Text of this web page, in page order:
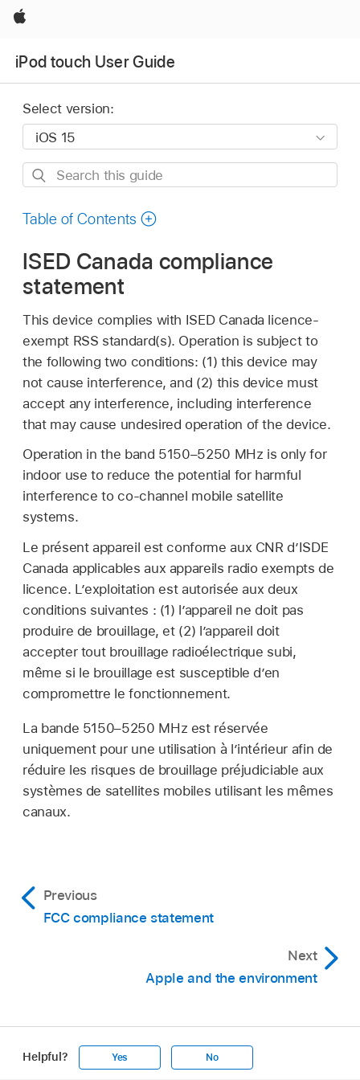
Apple
iPod touch User Guide
Select version:
Search
guide
Table of Contents
ISED Canada compliance
statement
This device complies with ISED Canada licence-
exempt RSS standard(s). Operation is subject to
the following two conditions: (1) this device may
not cause interference, and (2) this device must
accept any interference, including interference
that may cause undesired operation of the device.
Operation in the band 5150–5250 MHz is only for
indoor use to reduce the potential for harmful
interference to co-channel mobile satellite
systems.
Le présent appareil est conforme aux CNR d’ISDE
Canada applicables aux appareils radio exempts de
licence. L’exploitation est autorisée aux deux
conditions suivantes : (1) l’appareil ne doit pas
produire de brouillage, et (2) l’appareil doit
accepter tout brouillage radioélectrique subi,
même si le brouillage est susceptible d’en
compromettre le fonctionnement.
La bande 5150–5250 MHz est réservée
uniquement pour une utilisation à l’intérieur afin de
réduire les risques de brouillage préjudiciable aux
systèmes de satellites mobiles utilisant les mêmes
canaux.
Previous
FCC compliance statement
Next
Apple and the environment
Helpful? Yes No